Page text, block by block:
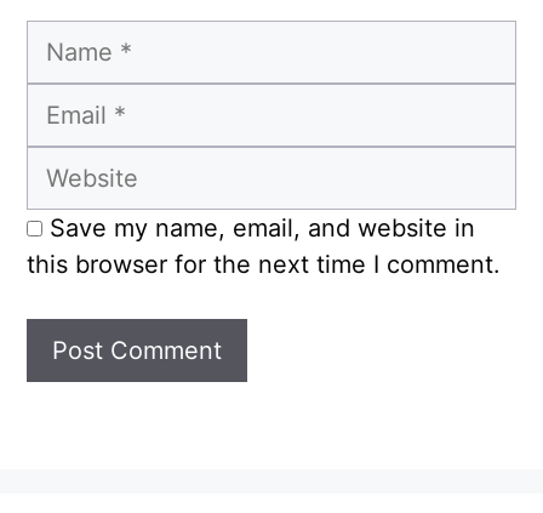
Name
Email
Website
Save my name, email, and website in
this browser for the next time I comment.